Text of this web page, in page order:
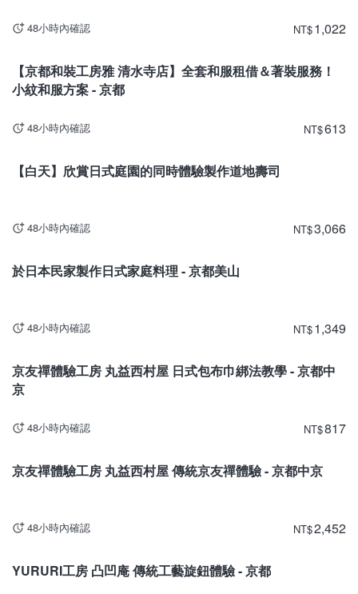
48小時內確認 NT$1,022
【京都和裝工房雅 清水寺店】全套和服租借＆著裝服務！
小紋和服方案 - 京都
48小時內確認 NT$613
【白天】欣賞日式庭園的同時體驗製作道地壽司
48小時內確認 NT$3,066
於日本民家製作日式家庭料理 - 京都美山
48小時內確認 NT$1,349
京友禪體驗工房 丸益西村屋 日式包布巾綁法教學 - 京都中
京
48小時內確認 NT$817
京友禪體驗工房 丸益西村屋 傳統京友禪體驗 - 京都中京
48小時內確認 NT$2,452
YURURI工房 凸凹庵 傳統工藝旋鈕體驗 - 京都